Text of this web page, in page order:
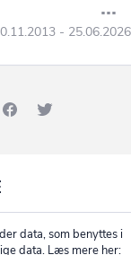
- 25.06.2026
data, som benyttes i
data. Læs mere her: